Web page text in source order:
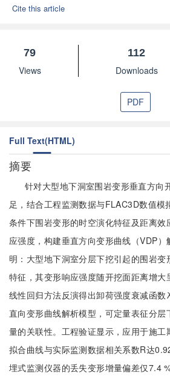
Cite this article
79
Views
112
Downloads
PDF
Full Text(HTML)
摘要
针对大型地下洞室围岩变形垂直方向
足，结合工程监测数据与FLAC3D数值模
条件下围岩变形的时空演化特征及距离效
应强度，构建垂直方向变形曲线（VDP
明：大型地下洞室分层下挖引起的围岩变
特征，其变形响应强度随开挖面距离增大
线性回归方法反演得出卸荷强度衰减函
直向变形曲线解析模型，可定量表征分层
量的关联性。工程验证显示，应用于施工
拟合曲线与实际监测数据相关系数R达
埋式监测仪器的丢失变形增量偏差仅7.4